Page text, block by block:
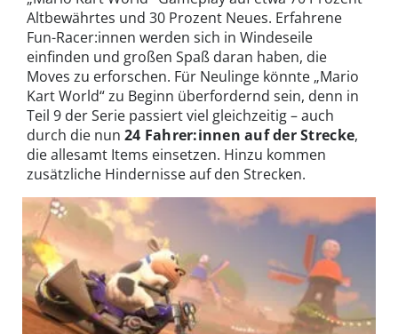
Altbewährtes und 30 Prozent Neues. Erfahrene
Fun-Racer:innen werden sich in Windeseile
einfinden und großen Spaß daran haben, die
Moves zu erforschen. Für Neulinge könnte „Mario
Kart World“ zu Beginn überfordernd sein, denn in
Teil 9 der Serie passiert viel gleichzeitig – auch
durch die nun 24 Fahrer:innen auf der Strecke,
die allesamt Items einsetzen. Hinzu kommen
zusätzliche Hindernisse auf den Strecken.